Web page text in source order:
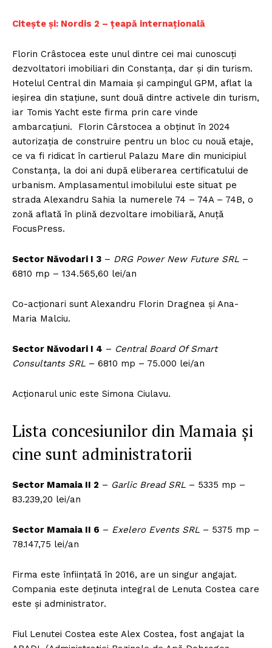
PRESShub
Despre noi / Echipa
Proiecte editoriale
Rețea
Contact
Citește și: Nordis 2 – țeapă internațională
Florin Crâstocea este unul dintre cei mai cunoscuți
dezvoltatori imobiliari din Constanța, dar și din turism.
Hotelul Central din Mamaia și campingul GPM, aflat la
ieșirea din stațiune, sunt două dintre activele din turism,
iar Tomis Yacht este firma prin care vinde
ambarcațiuni. Florin Cârstocea a obținut în 2024
autorizația de construire pentru un bloc cu nouă etaje,
ce va fi ridicat în cartierul Palazu Mare din municipiul
Constanța, la doi ani după eliberarea certificatului de
urbanism. Amplasamentul imobilului este situat pe
strada Alexandru Sahia la numerele 74 – 74A – 74B, o
zonă aflată în plină dezvoltare imobiliară, Anuță
FocusPress.
Sector Năvodari I 3 – DRG Power New Future SRL –
6810 mp – 134.565,60 lei/an
Co-acționari sunt Alexandru Florin Dragnea și Ana-
Maria Malciu.
Sector Năvodari I 4 – Central Board Of Smart
Consultants SRL – 6810 mp – 75.000 lei/an
Acționarul unic este Simona Ciulavu.
Lista concesiunilor din Mamaia și
cine sunt administratorii
Sector Mamaia II 2 – Garlic Bread SRL – 5335 mp –
83.239,20 lei/an
Sector Mamaia II 6 – Exelero Events SRL – 5375 mp –
78.147,75 lei/an
Firma este înființată în 2016, are un singur angajat.
Compania este deținuta integral de Lenuta Costea care
este și administrator.
Fiul Lenutei Costea este Alex Costea, fost angajat la